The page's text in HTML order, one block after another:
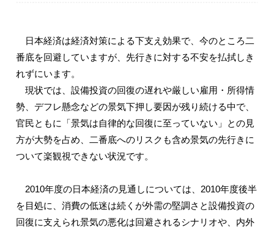
日本経済は経済対策による下支え効果で、今のところ二
番底を回避していますが、先行きに対する不安を払拭しき
れずにいます。
現状では、設備投資の回復の遅れや厳しい雇用・所得情
勢、デフレ懸念などの景気下押し要因が残り続ける中で、
官民ともに「景気は自律的な回復に至っていない」との見
方が大勢を占め、二番底へのリスクも含め景気の先行きに
ついて楽観視できない状況です。
2010年度の日本経済の見通しについては、2010年度後半
を目処に、消費の低迷は続くが外需の堅調さと設備投資の
回復に支えられ景気の悪化は回避されるシナリオや、内外